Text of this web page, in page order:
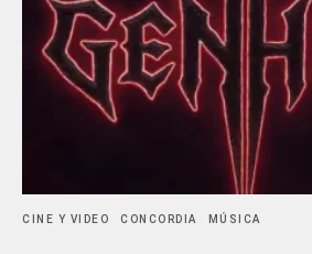
CINE Y VIDEO CONCORDIA MÚSICA